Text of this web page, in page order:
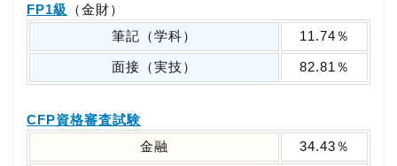
FP1級
（金財）
筆記（学科）
11.74％
面接（実技） 82.81％
CFP資格審査試験
金融
34.43％